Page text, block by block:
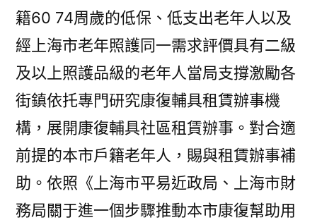
籍60 74周歲的低保、低支出老年人以及
經上海市老年照護同一需求評價具有二級
及以上照護品級的老年人當局支撐激勵各
街鎮依托專門研究康復輔具租賃辦事機
構，展開康復輔具社區租賃辦事。對合適
前提的本市戶籍老年人，賜與租賃辦事補
助。依照《上海市平易近政局、上海市財
務局關于進一個步驟推動本市康復幫助用